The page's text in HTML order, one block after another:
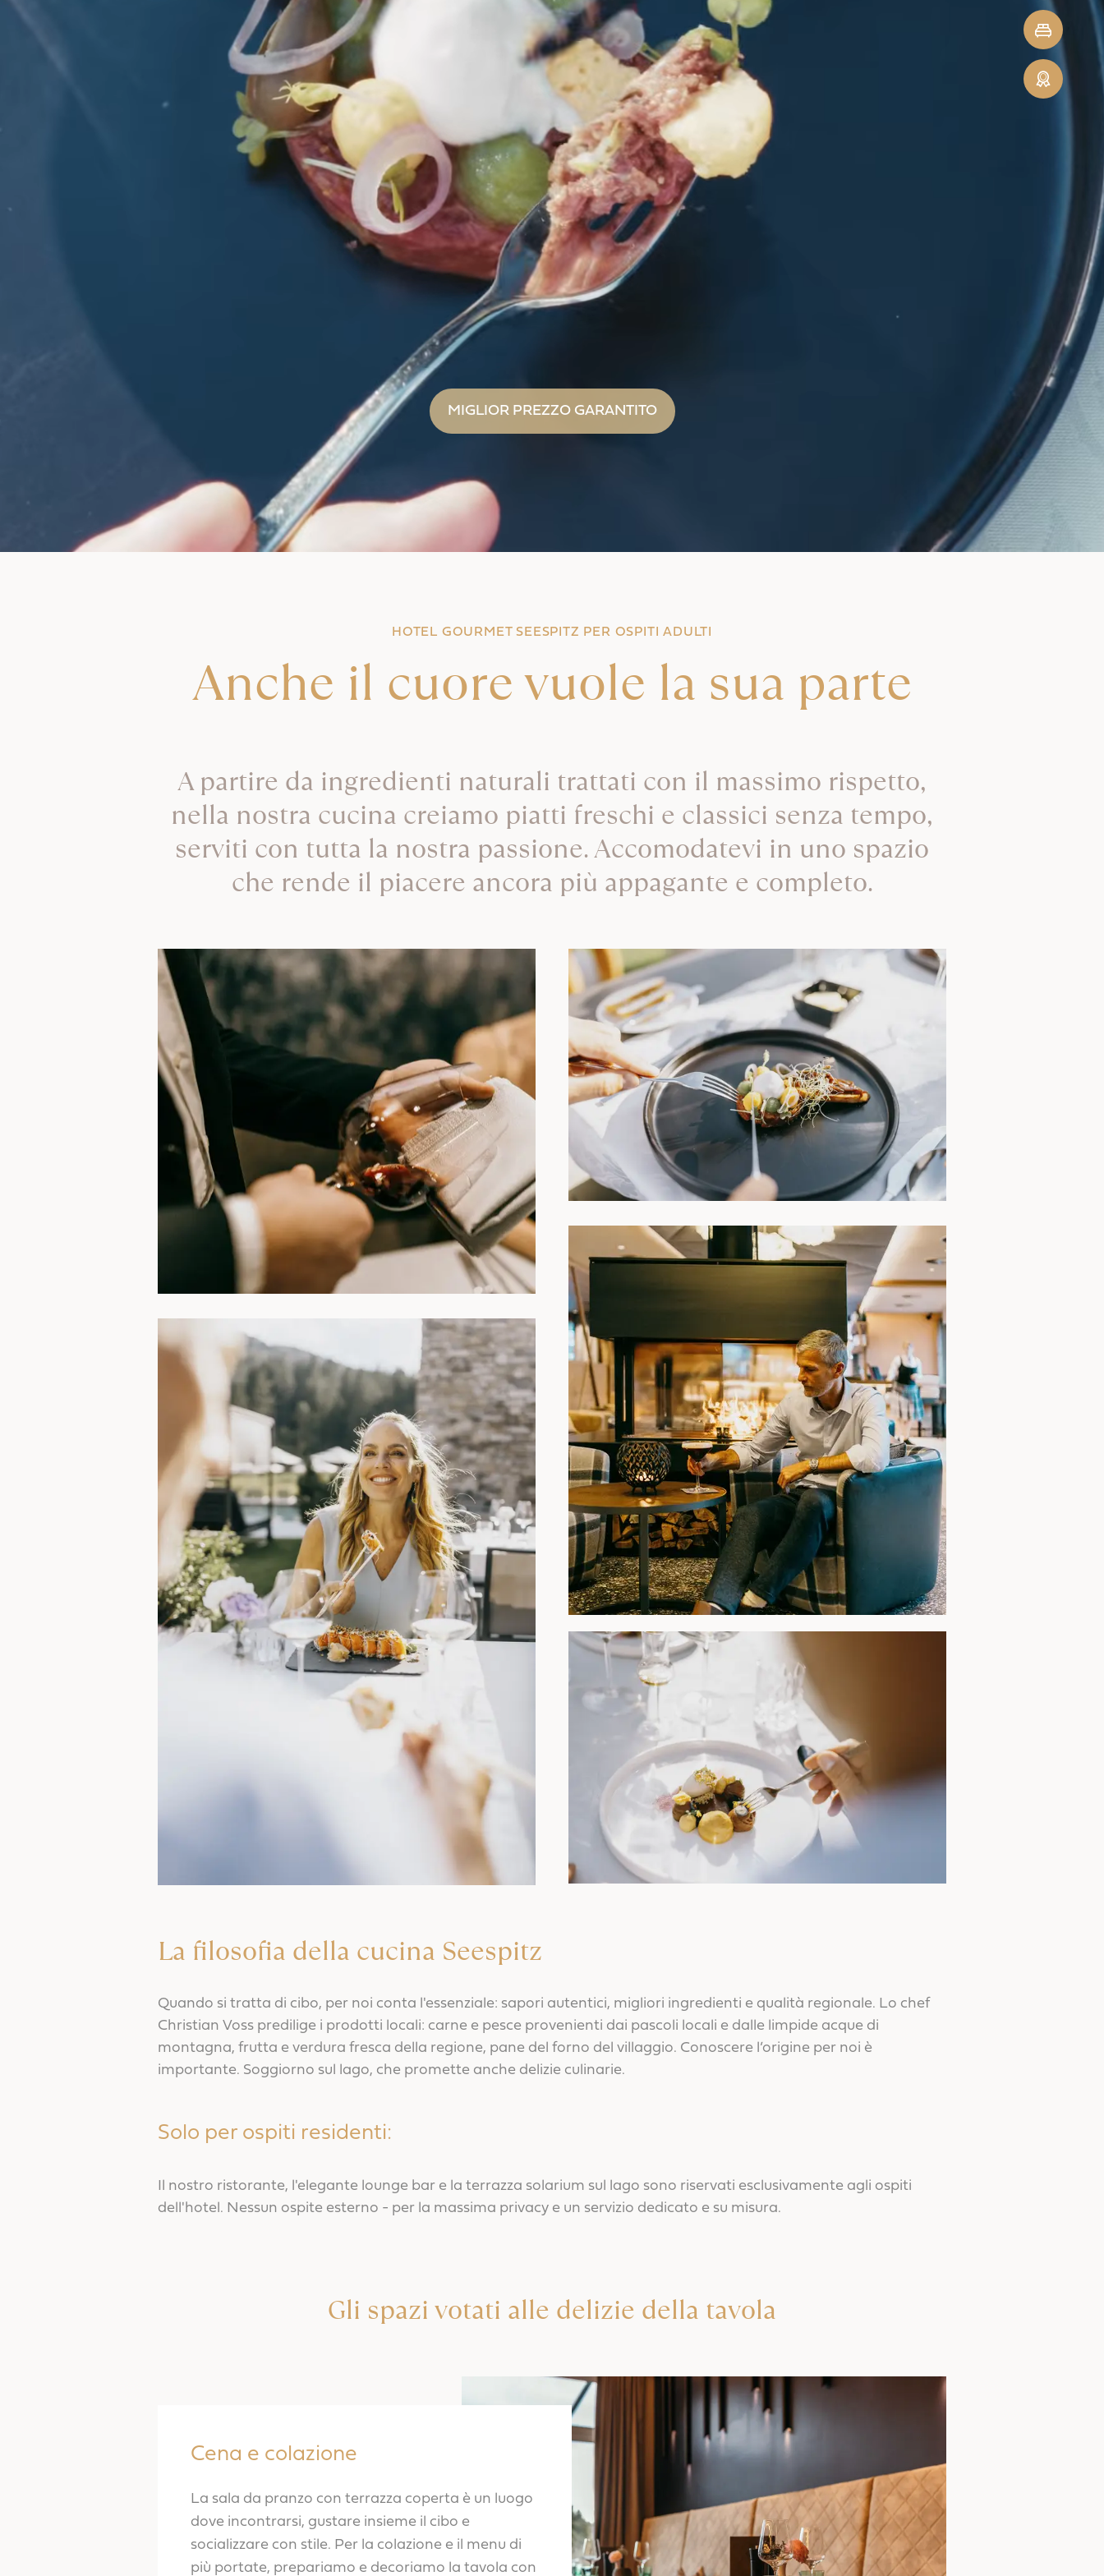
MIGLIOR PREZZO GARANTITO
HOTEL GOURMET SEESPITZ PER OSPITI ADULTI
Anche il cuore vuole la sua parte
A partire da ingredienti naturali trattati con il massimo rispetto,
nella nostra cucina creiamo piatti freschi e classici senza tempo,
serviti con tutta la nostra passione. Accomodatevi in uno spazio
che rende il piacere ancora più appagante e completo.
La filosofia della cucina Seespitz
Quando si tratta di cibo, per noi conta l'essenziale: sapori autentici, migliori ingredienti e qualità regionale. Lo chef
Christian Voss predilige i prodotti locali: carne e pesce provenienti dai pascoli locali e dalle limpide acque di
montagna, frutta e verdura fresca della regione, pane del forno del villaggio. Conoscere l’origine per noi è
importante. Soggiorno sul lago, che promette anche delizie culinarie.
Solo per ospiti residenti:
Il nostro ristorante, l'elegante lounge bar e la terrazza solarium sul lago sono riservati esclusivamente agli ospiti
dell'hotel. Nessun ospite esterno - per la massima privacy e un servizio dedicato e su misura.
Gli spazi votati alle delizie della tavola
Cena e colazione
La sala da pranzo con terrazza coperta è un luogo
dove incontrarsi, gustare insieme il cibo e
socializzare con stile. Per la colazione e il menu di
più portate, prepariamo e decoriamo la tavola con
last
minute
Richiesta
rapida
Recensioni